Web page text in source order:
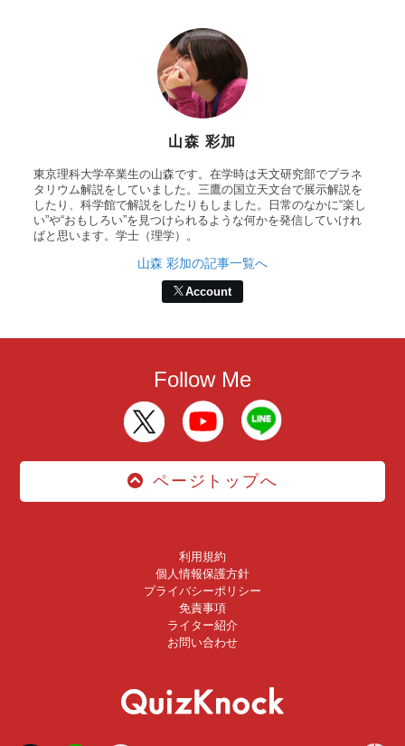
山森 彩加
東京理科大学卒業生の山森です。在学時は天文研究部でプラネ
タリウム解説をしていました。三鷹の国立天文台で展示解説を
したり、科学館で解説をしたりもしました。日常のなかに“楽し
い”や“おもしろい”を見つけられるような何かを発信していけれ
ばと思います。学士（理学）。
山森 彩加の記事一覧へ
Account
Follow Me
ページトップへ
利用規約
個人情報保護方針
プライバシーポリシー
免責事項
ライター紹介
お問い合わせ